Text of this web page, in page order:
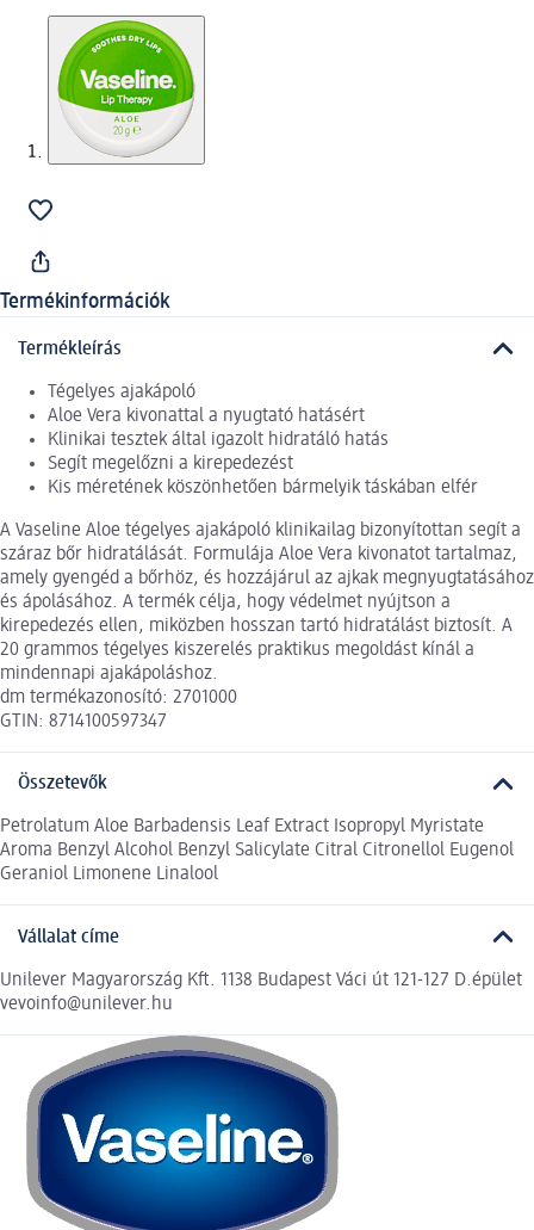
Termékinformációk
Termékleírás
Tégelyes ajakápoló
Aloe Vera kivonattal a nyugtató hatásért
Klinikai tesztek által igazolt hidratáló hatás
Segít megelőzni a kirepedezést
Kis méretének köszönhetően bármelyik táskában elfér
A Vaseline Aloe tégelyes ajakápoló klinikailag bizonyítottan segít a
száraz bőr hidratálását. Formulája Aloe Vera kivonatot tartalmaz,
amely gyengéd a bőrhöz, és hozzájárul az ajkak megnyugtatásához
és ápolásához. A termék célja, hogy védelmet nyújtson a
kirepedezés ellen, miközben hosszan tartó hidratálást biztosít. A
20 grammos tégelyes kiszerelés praktikus megoldást kínál a
mindennapi ajakápoláshoz.
dm termékazonosító: 2701000
GTIN: 8714100597347
Összetevők
Petrolatum Aloe Barbadensis Leaf Extract Isopropyl Myristate
Aroma Benzyl Alcohol Benzyl Salicylate Citral Citronellol Eugenol
Geraniol Limonene Linalool
Vállalat címe
Unilever Magyarország Kft. 1138 Budapest Váci út 121-127 D.épület
vevoinfo@unilever.hu